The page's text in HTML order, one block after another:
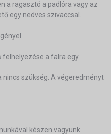
a ragasztó a padlóra vagy az
egy nedves szivaccsal.
felhelyezése a falra egy
szükség. A végeredményt
készen vagyunk.